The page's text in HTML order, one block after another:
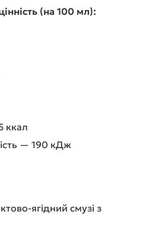
(на 100 мл):
ккал
— 190 кДж
ягідний смузі з